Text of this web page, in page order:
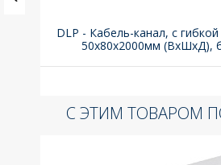
DLP - Кабель-канал, с
50x80х2000мм (ВхШхД),
С ЭТИМ ТОВАРОМ